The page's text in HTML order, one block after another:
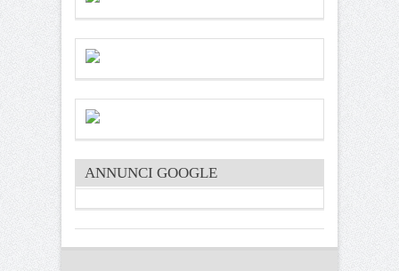
ANNUNCI GOOGLE